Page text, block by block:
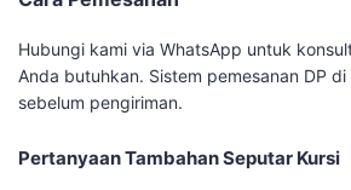
Hubungi kami via WhatsApp untuk
Anda butuhkan. Sistem pemesanan DP
sebelum pengiriman.
Pertanyaan Tambahan Seputar Kursi